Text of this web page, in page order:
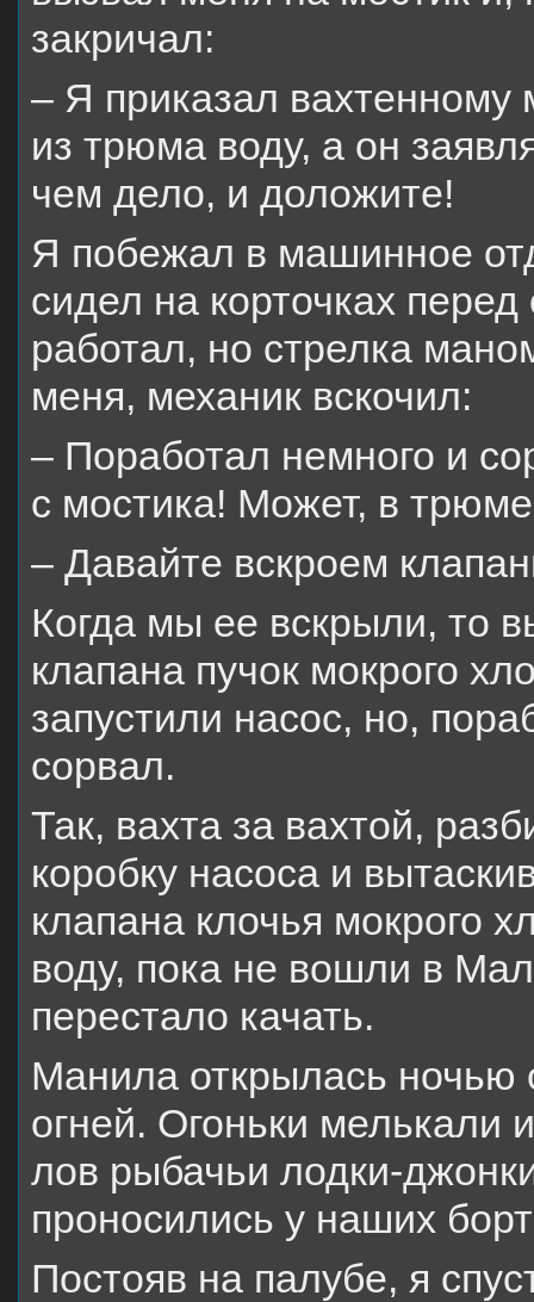
закричал:
– Я приказал вахтенному
из трюма воду, а он
чем дело, и доложите!
Я побежал в машинное
сидел на корточках
работал, но стрелка
меня, механик вскочил:
– Поработал немного и
с мостика! Может, в
– Давайте вскроем
Когда мы ее вскрыли, то
клапана пучок мокрого
запустили насос, но,
сорвал.
Так, вахта за вахтой,
коробку насоса и
клапана клочья мокрого
воду, пока не вошли в
перестало качать.
Манила открылась ночью
огней. Огоньки мелькали
лов рыбачьи лодки-
проносились у наших
Постояв на палубе, я